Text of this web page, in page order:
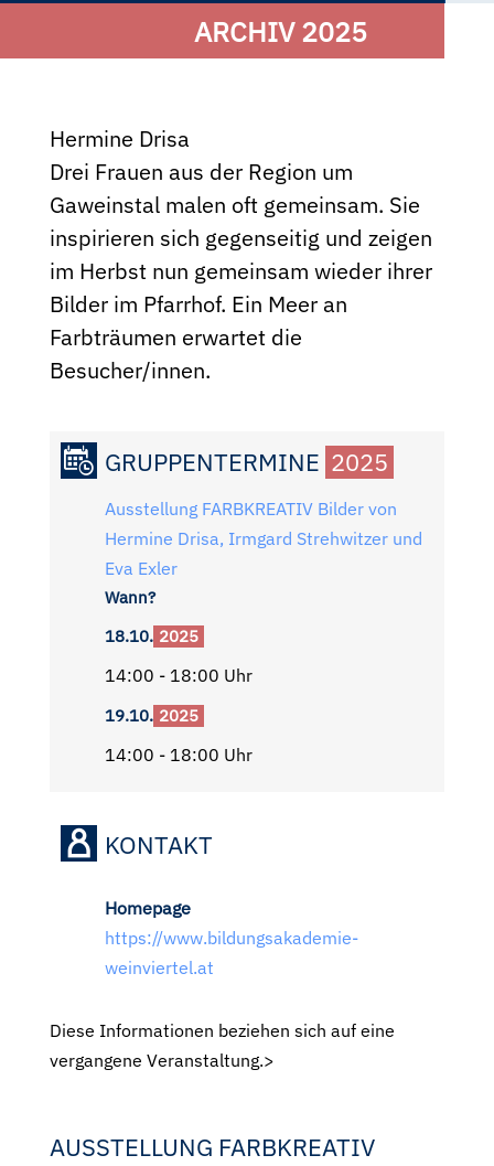
ARCHIV 2025
Hermine Drisa
Drei Frauen aus der Region um
Gaweinstal malen oft gemeinsam. Sie
inspirieren sich gegenseitig und zeigen
im Herbst nun gemeinsam wieder ihrer
Bilder im Pfarrhof. Ein Meer an
Farbträumen erwartet die
Besucher/innen.
GRUPPENTERMINE 2025
Ausstellung FARBKREATIV Bilder von
Hermine Drisa, Irmgard Strehwitzer und
Eva Exler
Wann?
18.10. 2025
14:00 - 18:00 Uhr
19.10. 2025
14:00 - 18:00 Uhr
KONTAKT
Homepage
https://www.bildungsakademie-
weinviertel.at
Diese Informationen beziehen sich auf eine
vergangene Veranstaltung.>
AUSSTELLUNG FARBKREATIV